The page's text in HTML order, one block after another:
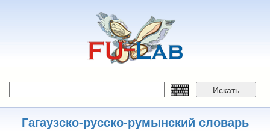
Искать
Гагаузско-русско-румынский словарь